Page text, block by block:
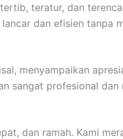
teratur, dan
dan efisien tanpa
menyampaikan
sangat profesional
dan ramah. Kami